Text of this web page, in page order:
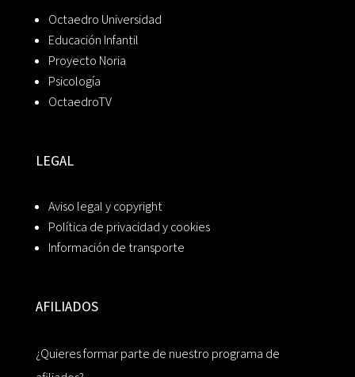
Octaedro Universidad
Educación Infantil
Proyecto Noria
Psicología
OctaedroTV
LEGAL
Aviso legal y copyright
Política de privacidad y cookies
Información de transporte
AFILIADOS
¿Quieres formar parte de nuestro programa de